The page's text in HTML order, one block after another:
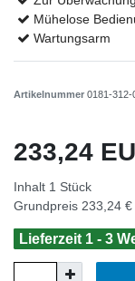
Mühelose
Wartungsarm
Artikelnummer 0181-312-
233,24
Inhalt 1 Stück
Grundpreis 233,24
Lieferzeit 1 - 3